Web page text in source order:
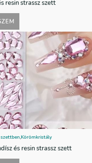
resin strassz szett
,Körömkristály
és resin strassz szett